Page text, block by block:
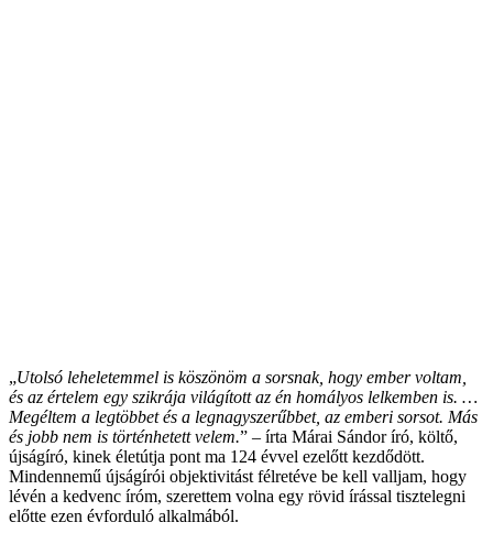
„Utolsó leheletemmel is köszönöm a sorsnak, hogy ember voltam,
és az értelem egy szikrája világított az én homályos lelkemben is. …
Megéltem a legtöbbet és a legnagyszerűbbet, az emberi sorsot. Más
és jobb nem is történhetett velem.” – írta Márai Sándor író, költő,
újságíró, kinek életútja pont ma 124 évvel ezelőtt kezdődött.
Mindennemű újságírói objektivitást félretéve be kell valljam, hogy
lévén a kedvenc íróm, szerettem volna egy rövid írással tisztelegni
előtte ezen évforduló alkalmából.